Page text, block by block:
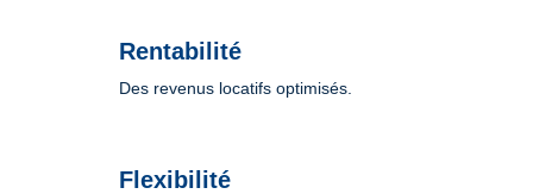
Rentabilité
Des revenus locatifs optimisés.
Flexibilité